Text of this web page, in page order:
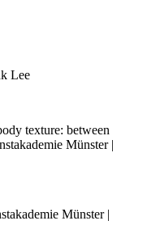
Lee
texture: between
Münster |
Münster |